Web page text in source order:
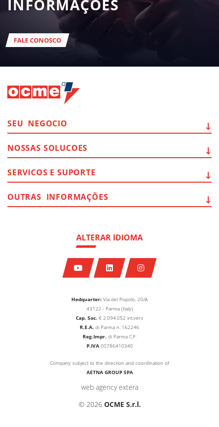
INFORMAÇÕES
FALE CONOSCO
Hedquarter: Via del Popolo, 20/A
43122 - Parma (Italy)
Cap. Soc. € 2.094.052 int.vers
R.E.A. di Parma n. 162246
Reg.Impr. di Parma C.F.
P.IVA00786410340
Company subject to the direction and coordination of
AETNA GROUP SPA
web agency extera
© 2026 OCME S.r.l.
ALTERAR IDIOMA
SEU NEGOCIO
NOSSAS SOLUCOES
SERVICOS E SUPORTE
OUTRAS INFORMAÇÕES